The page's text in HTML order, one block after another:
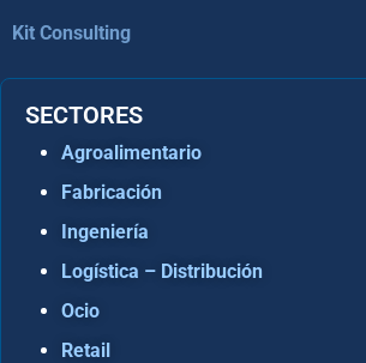
Kit Consulting
SECTORES
Agroalimentario
Fabricación
Ingeniería
Logística – Distribución
Ocio
Retail